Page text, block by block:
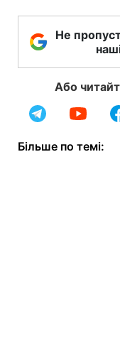
Не
Або
Більше по темі: